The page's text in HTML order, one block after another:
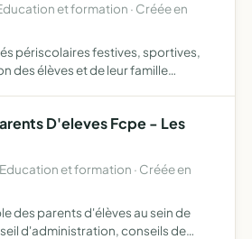
et formation · Créée en
périscolaires festives, sportives,
des élèves et de leur famille
D'eleves Fcpe - Les
et formation · Créée en
des parents d'élèves au sein de
d'administration, conseils de